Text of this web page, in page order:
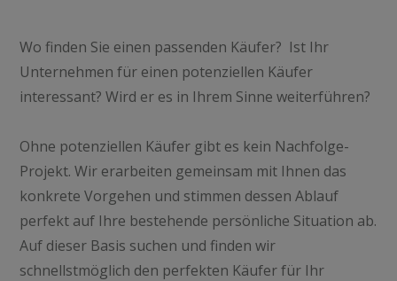
Wo finden Sie einen passenden Käufer? Ist Ihr
Unternehmen für einen potenziellen Käufer
interessant? Wird er es in Ihrem Sinne weiterführen?
Ohne potenziellen Käufer gibt es kein Nachfolge-
Projekt. Wir erarbeiten gemeinsam mit Ihnen das
konkrete Vorgehen und stimmen dessen Ablauf
perfekt auf Ihre bestehende persönliche Situation ab.
Auf dieser Basis suchen und finden wir
schnellstmöglich den perfekten Käufer für Ihr